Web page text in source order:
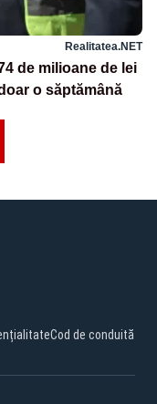
Realitatea.NET
de milioane de lei
o săptămână
Cod de conduită